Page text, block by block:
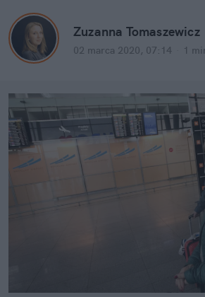
Zuzanna Tomaszewicz
02 marca 2020, 07:14 1